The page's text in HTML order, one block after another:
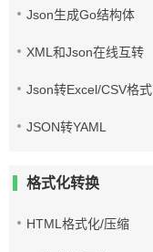
Json生成Go结构体
XML和Json在线互转
Json转Excel/CSV格式
JSON转YAML
格式化转换
HTML格式化/压缩